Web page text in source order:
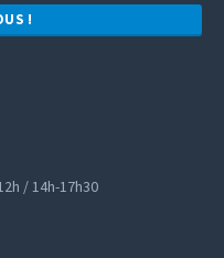
!
/ 14h-17h30